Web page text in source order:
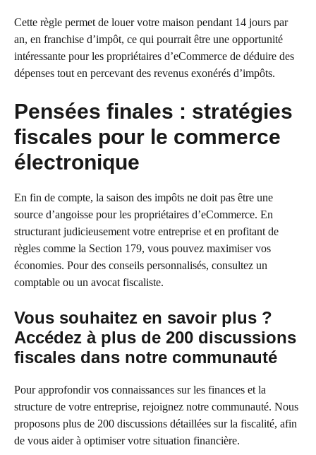
Cette règle permet de louer votre maison pendant 14 jours par
an, en franchise d’impôt, ce qui pourrait être une opportunité
intéressante pour les propriétaires d’eCommerce de déduire des
dépenses tout en percevant des revenus exonérés d’impôts.
Pensées finales : stratégies
fiscales pour le commerce
électronique
En fin de compte, la saison des impôts ne doit pas être une
source d’angoisse pour les propriétaires d’eCommerce. En
structurant judicieusement votre entreprise et en profitant de
règles comme la Section 179, vous pouvez maximiser vos
économies. Pour des conseils personnalisés, consultez un
comptable ou un avocat fiscaliste.
Vous souhaitez en savoir plus ?
Accédez à plus de 200 discussions
fiscales dans notre communauté
Pour approfondir vos connaissances sur les finances et la
structure de votre entreprise, rejoignez notre communauté. Nous
proposons plus de 200 discussions détaillées sur la fiscalité, afin
de vous aider à optimiser votre situation financière.